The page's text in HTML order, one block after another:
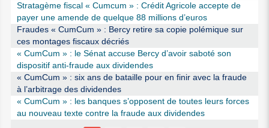
Stratagème fiscal « Cumcum » : Crédit Agricole accepte de
payer une amende de quelque 88 millions d’euros
Fraudes « CumCum » : Bercy retire sa copie polémique sur
ces montages fiscaux décriés
« CumCum » : le Sénat accuse Bercy d’avoir saboté son
dispositif anti-fraude aux dividendes
« CumCum » : six ans de bataille pour en finir avec la fraude
à l’arbitrage des dividendes
« CumCum » : les banques s’opposent de toutes leurs forces
au nouveau texte contre la fraude aux dividendes